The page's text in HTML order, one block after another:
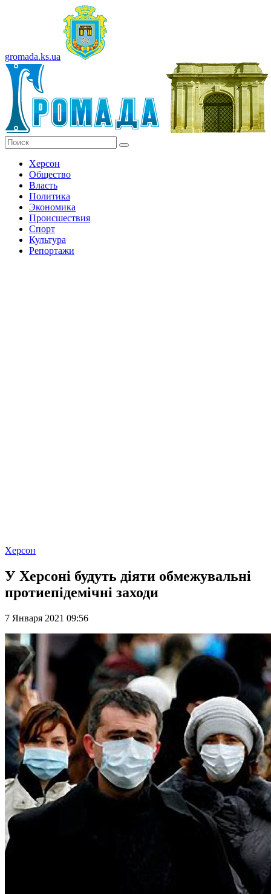
gromada.ks.ua
Херсон
Общество
Власть
Политика
Экономика
Происшествия
Спорт
Культура
Репортажи
Херсон
У Херсоні будуть діяти обмежувальні
протиепідемічні заходи
7 Января 2021 09:56